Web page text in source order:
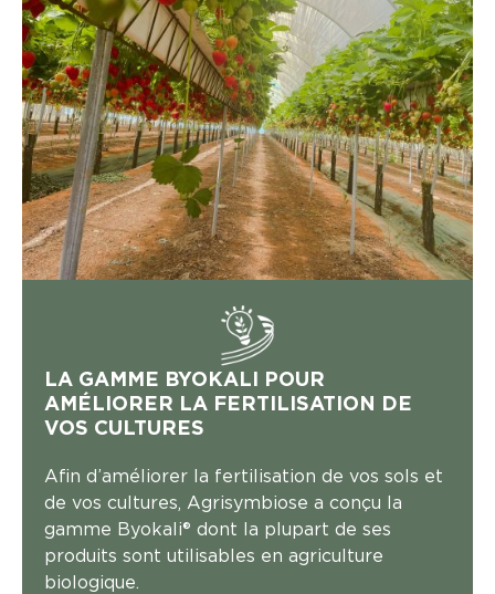
LA GAMME BYOKALI POUR
AMÉLIORER LA FERTILISATION DE
VOS CULTURES
Afin d’améliorer la fertilisation de vos sols et
de vos cultures, Agrisymbiose a conçu la
gamme Byokali® dont la plupart de ses
produits sont utilisables en agriculture
biologique.